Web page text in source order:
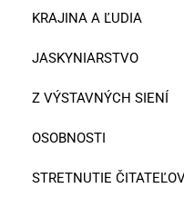
KRAJINA A ĽUDIA
JASKYNIARSTVO
Z VÝSTAVNÝCH SIENÍ
OSOBNOSTI
STRETNUTIE